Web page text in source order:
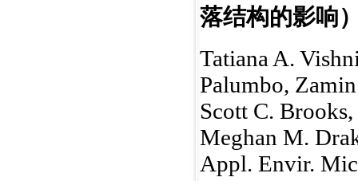
落结构的影响
Tatiana A.
Palumbo,
Scott C.
Meghan M.
Appl. Envir.